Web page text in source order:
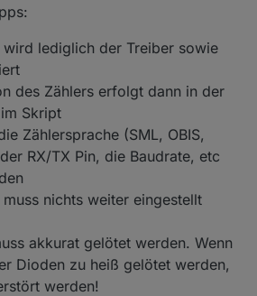
wird lediglich der Treiber sowie
des Zählers erfolgt dann in der
Skript
Zählersprache (SML, OBIS,
RX/TX Pin, die Baudrate, etc
nichts weiter eingestellt
akkurat gelötet werden. Wenn
Dioden zu heiß gelötet werden,
werden!